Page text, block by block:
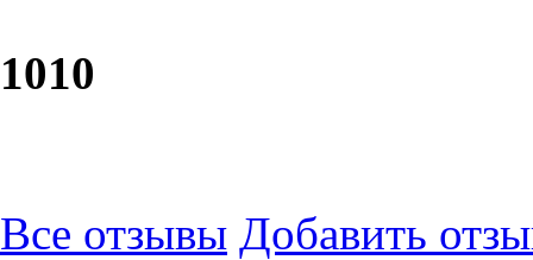
1010
Все отзывы Добавить